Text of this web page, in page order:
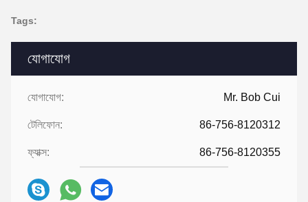
যোগাযোগ
যোগাযোগ: Mr. Bob Cui
টেলিফোন: 86-756-8120312
ফ্যাক্স: 86-756-8120355
Tags: